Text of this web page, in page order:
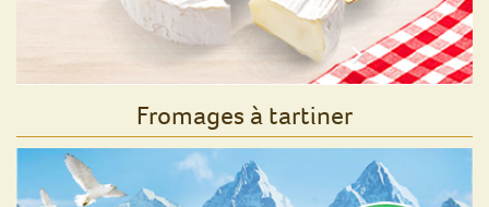
Fromages à tartiner